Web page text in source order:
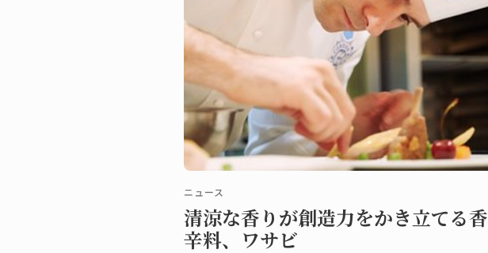
ニュース
清涼な香りが創造力をかき立てる香
辛料、ワサビ